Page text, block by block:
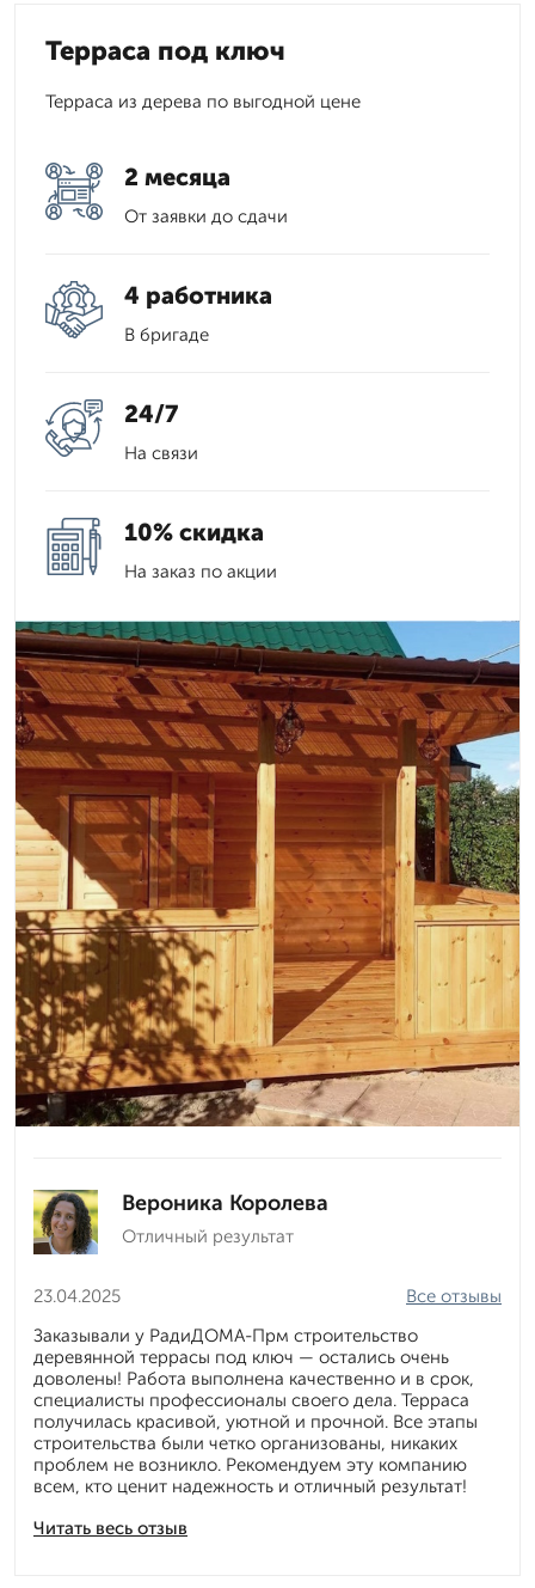
Терраса под ключ
Терраса из дерева по выгодной цене
2 месяца
От заявки до сдачи
4 работника
В бригаде
24/7
На связи
10% скидка
На заказ по акции
Вероника Королева
Отличный результат
23.04.2025
Читать весь отзыв
Все отзывы
Заказывали у РадиДОМА-Прм строительство
деревянной террасы под ключ — остались очень
доволены! Работа выполнена качественно и в срок,
специалисты профессионалы своего дела. Терраса
получилась красивой, уютной и прочной. Все этапы
строительства были четко организованы, никаких
проблем не возникло. Рекомендуем эту компанию
всем, кто ценит надежность и отличный результат!